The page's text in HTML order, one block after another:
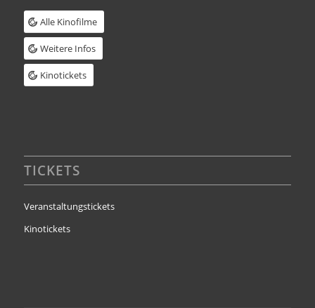
Alle Kinofilme
Weitere Infos
Kinotickets
TICKETS
Veranstaltungstickets
Kinotickets